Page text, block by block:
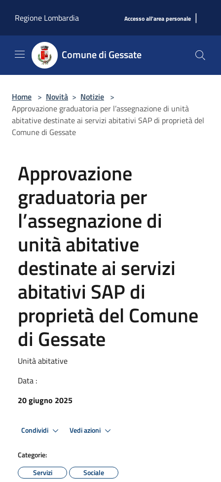
Regione Lombardia
Accesso all'area personale |
Comune di Gessate
Home > Novità > Notizie >
Approvazione graduatoria per l’assegnazione di unità
abitative destinate ai servizi abitativi SAP di proprietà del
Comune di Gessate
Approvazione
graduatoria per
l’assegnazione di
unità abitative
destinate ai servizi
abitativi SAP di
proprietà del Comune
di Gessate
Unità abitative
Data :
20 giugno 2025
Condividi Vedi azioni
Categorie:
Servizi
Sociale